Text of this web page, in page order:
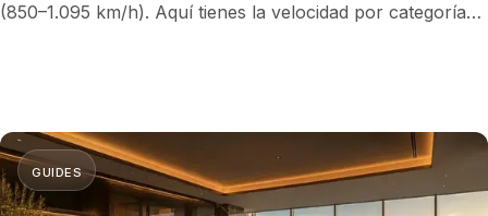
(850–1.095 km/h). Aquí tienes la velocidad por categoría
GUIDES